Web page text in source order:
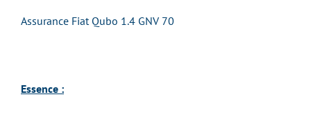
Assurance Fiat Qubo 1.4 GNV 70
Essence :